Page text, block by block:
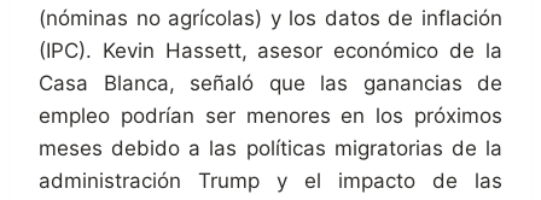
(nóminas no agrícolas) y los datos de inflación
(IPC). Kevin Hassett, asesor económico de la
Casa Blanca, señaló que las ganancias de
empleo podrían ser menores en los próximos
meses debido a las políticas migratorias de la
administración Trump y el impacto de las